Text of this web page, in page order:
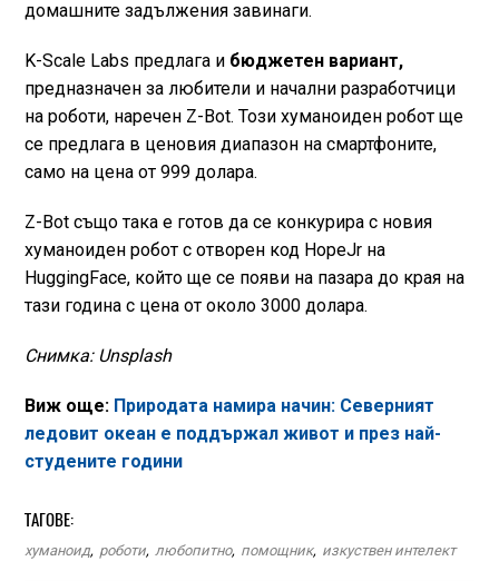
домашните задължения завинаги.
K-Scale Labs предлага ибюджетен вариант,
предназначен за любители и начални разработчици
на роботи, наречен Z-Bot. Този хуманоиден робот ще
се предлага в ценовия диапазон на смартфоните,
само на цена от 999 долара.
Z-Bot също така е готов да се конкурира с новия
хуманоиден робот с отворен код HopeJr на
HuggingFace, който ще се появи на пазара до края на
тази година с цена от около 3000 долара.
Снимка: Unsplash
Виж още: Природата намира начин: Северният
ледовит океан е поддържал живот и през най-
студените години
ТАГОВЕ:
хуманоид, роботи, любопитно, помощник, изкуствен интелект